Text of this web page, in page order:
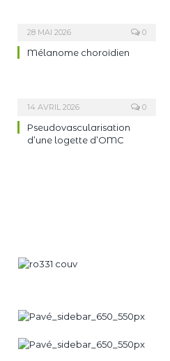
28 MAI 2026 0
Mélanome choroïdien
14 AVRIL 2026 0
Pseudovascularisation
d’une logette d’OMC